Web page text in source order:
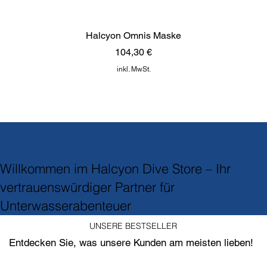
Halcyon Omnis Maske
Preis
104,30 €
inkl. MwSt.
Willkommen im Halcyon Dive Store – Ihr
vertrauenswürdiger Partner für
Unterwasserabenteuer
UNSERE BESTSELLER
Entdecken Sie, was unsere Kunden am meisten lieben!